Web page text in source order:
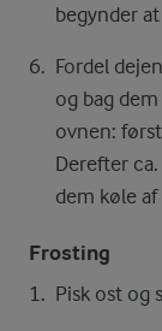
begynder
Fordel
og bag
ovnen:
Derefter
dem køle af
Frosting
Pisk ost og